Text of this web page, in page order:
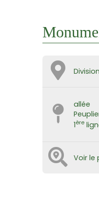
allée
1ère
Voir le